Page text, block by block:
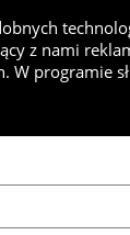
Inspiracje
z nami
W programie